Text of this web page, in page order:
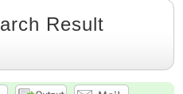
Result